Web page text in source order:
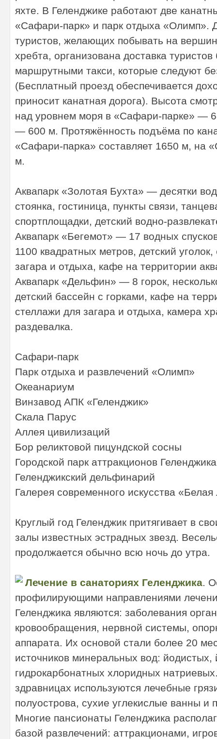
яхте. В Геленджике работают две
«Сафари-парк» и парк отдыха «Олимп».
туристов, желающих побывать на
хребта, организована доставка
маршрутными такси, которые следуют
(Бесплатный проезд обеспечивается
приносит канатная дорога). Высота
над уровнем моря в «Сафари-парке» —
— 600 м. Протяжённость подъёма по
«Сафари-парка» составляет 1650 м, на
м.
Аквапарк «Золотая Бухта» — десятки
стоянка, гостиница, пункты связи,
спортплощадки, детский водно-
Аквапарк «Бегемот» — 17 водных
1100 квадратных метров, детский
загара и отдыха, кафе на территории
Аквапарк «Дельфин» — 8 горок,
детский бассейн с горками, кафе на
стеллажи для загара и отдыха, камера
раздевалка.
Сафари-парк
Парк отдыха и развлечений «Олимп»
Океанариум
Винзавод АПК «Геленджик»
Скала Парус
Аллея цивилизаций
Бор реликтовой пицундской сосны
Городской парк аттракционов Геленджика
Геленджикский дельфинарий
Галерея современного искусства
Круглый год Геленджик притягивает в
залы известных эстрадных звезд.
продолжается обычно всю ночь до утра.
Лечение в санаториях Геленджика.
профилирующими направлениями
Геленджика являются: заболевания
кровообращения, нервной системы,
аппарата. Их основой стали более 20
источников минеральных вод:
гидрокарбонатных хлоридных
здравницах используются лечебные
полуострова, сухие углекислые ванны и
Многие пансионаты Геленджика
базой развлечений: аттракционами,